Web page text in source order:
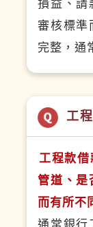
損益、請
審核標準
完整，通
工
工程款
管道、是
而有所不